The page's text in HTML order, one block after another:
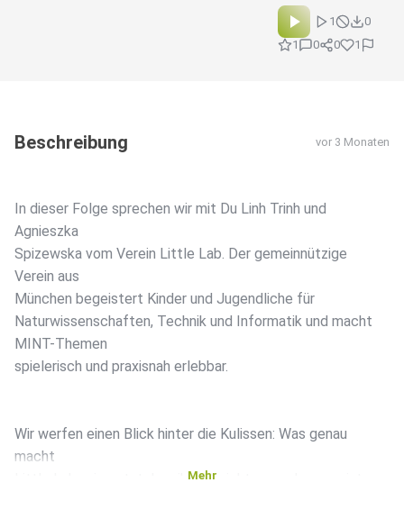
1
0
1
0 0 1
Beschreibung vor 3 Monaten
In dieser Folge sprechen wir mit Du Linh Trinh und
Agnieszka
Spizewska vom Verein Little Lab. Der gemeinnützige
Verein aus
München begeistert Kinder und Jugendliche für
Naturwissenschaften, Technik und Informatik und macht
MINT-Themen
spielerisch und praxisnah erlebbar.
Wir werfen einen Blick hinter die Kulissen: Was genau
macht
Little Lab, wie entstehen ihre Projekte – und warum ist es
Mehr